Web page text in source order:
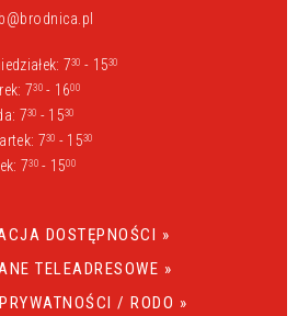
730 - 1530
730- 1600
730 - 1530
730 - 1530
730- 1500
DOSTĘPNOŚCI »
TELEADRESOWE »
/ RODO »